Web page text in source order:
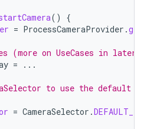
()
{
= ProcessCameraProvider .
(more on UseCases in later
= ...
to use the default
= CameraSelector .